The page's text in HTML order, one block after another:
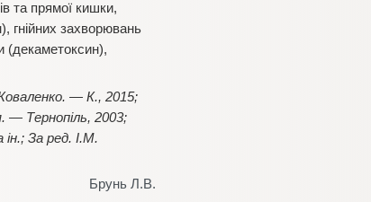
та прямої кишки,
гнійних захворювань
(декаметоксин),
— К., 2015;
Тернопіль, 2003;
За ред. І.М.
Брунь Л.В.